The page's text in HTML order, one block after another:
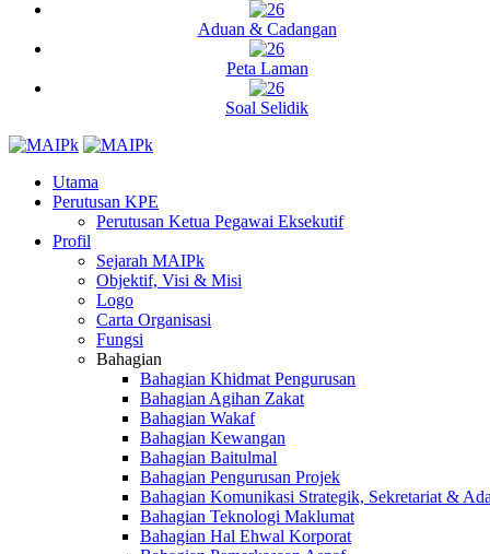
Aduan & Cadangan
Peta Laman
Soal Selidik
Utama
Perutusan KPE
Perutusan Ketua Pegawai Eksekutif
Profil
Sejarah MAIPk
Objektif, Visi & Misi
Logo
Carta Organisasi
Fungsi
Bahagian
Bahagian Khidmat Pengurusan
Bahagian Agihan Zakat
Bahagian Wakaf
Bahagian Kewangan
Bahagian Baitulmal
Bahagian Pengurusan Projek
Bahagian Komunikasi Strategik, Sekretariat &
Bahagian Teknologi Maklumat
Bahagian Hal Ehwal Korporat